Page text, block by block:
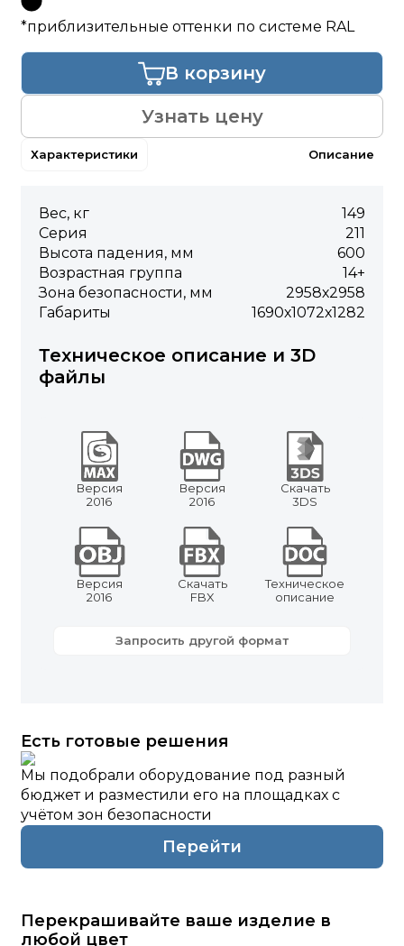
Характеристики Описание
Вес, кг
149
Серия
211
Высота падения, мм
600
Возрастная группа
14+
Зона безопасности, мм
2958х2958
Габариты
1690х1072х1282
Техническое описание и 3D
файлы
Версия
2016
Версия
2016
Скачать
3DS
Версия
2016
Скачать
FBX
Техническое
описание
Запросить другой формат
Есть готовые решения
Мы подобрали оборудование под разный
бюджет и разместили его на площадках с
учётом зон безопасности
Перейти
Перекрашивайте ваше изделие в
любой цвет
*приблизительные оттенки по системе RAL
Узнать цену
В корзину